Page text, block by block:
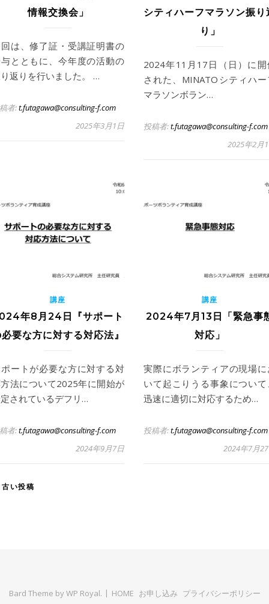
情報交換会」
は、修了証・受講証明書の
とともに、今年度の活動の
返りを行いました。 …
者:t.futagawa@consulting-f.com
2025年3月1日
シティハーフマラソン振り
り」
2024年11月17日（日）に開
された、MINATOシティハー
マラソンボラン…
投稿者:t.futagawa@consulting-f.com
2025年2月
講座
年8月24日『サポート
要な方に対する対応法』
ートが必要な方に対する対
法について2025年に開始が
されているデフリ…
者:t.futagawa@consulting-f.com
2024年9月7日
講座
2024年7月13日「緊急事
対応」
実際にボランティアの現場に
いて起こりうる事象について
迅速に適切に対応するため…
投稿者:t.futagawa@consulting-f.com
2024年7月
い投稿
Bard Theme byWP Royal. HOME お申し込み プライバシーポリシー